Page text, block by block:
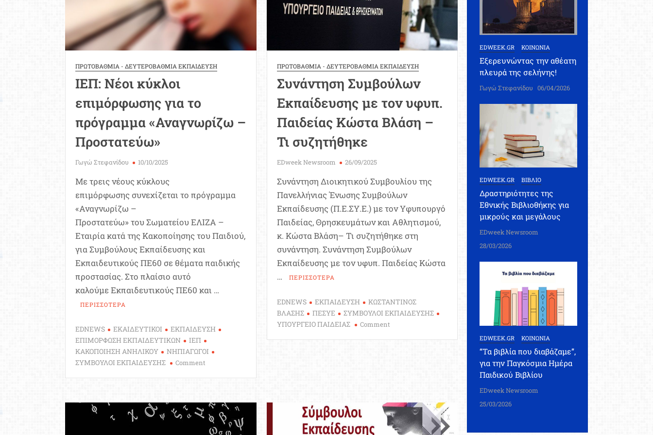
ΠΡΩΤΟΒΑΘΜΙΑ - ΔΕΥΤΕΡΟΒΑΘΜΙΑ ΕΚΠΑΙΔΕΥΣΗ
ΙΕΠ: Νέοι κύκλοι
επιμόρφωσης για το
πρόγραμμα «Αναγνωρίζω –
Προστατεύω»
Γωγώ Στεφανίδου 10/10/2025
Με τρεις νέους κύκλους
επιμόρφωσης συνεχίζεται το πρόγραμμα
«Αναγνωρίζω –
Προστατεύω» του Σωματείου ΕΛΙΖΑ –
Εταιρία κατά της Κακοποίησης του Παιδιού,
για Συμβούλους Εκπαίδευσης και
Εκπαιδευτικούς ΠΕ60 σε θέματα παιδικής
προστασίας. Στο πλαίσιο αυτό
καλούμε Εκπαιδευτικούς ΠΕ60 και …
ΠΕΡΙΣΣΟΤΕΡΑ
EDNEWS ΕΚΑΙΔΕΥΤΙΚΟΙ
ΕΚΠΑΙΔΕΥΣΗ
ΕΠΙΜΟΡΦΩΣΗ ΕΚΠΑΙΔΕΥΤΙΚΩΝ
ΙΕΠ
ΚΑΚΟΠΟΙΗΣΗ ΑΝΗΛΙΚΟΥ
ΝΗΠΙΑΓΩΓΟΙ
ΣΥΜΒΟΥΛΟΙ ΕΚΠΑΙΔΕΥΣΗΣ
Comment
επιμόρφωσης
για
το
ΠΡΩΤΟΒΑΘΜΙΑ - ΔΕΥΤΕΡΟΒΑΘΜΙΑ ΕΚΠΑΙΔΕΥΣΗ
Συνάντηση Συμβούλων
Εκπαίδευσης με τον υφυπ.
Παιδείας Κώστα Βλάση –
Τι συζητήθηκε
EDweek Newsroom 26/09/2025
Συνάντηση Διοικητικού Συμβουλίου της
Πανελλήνιας Ένωσης Συμβούλων
Εκπαίδευσης (Π.Ε.ΣΥ.Ε.) με τον Υφυπουργό
Παιδείας, Θρησκευμάτων και Αθλητισμού,
κ. Κώστα Βλάση– Τι συζητήθηκε στη
συνάντηση. Συνάντηση Συμβούλων
Εκπαίδευσης με τον υφυπ. Παιδείας Κώστα
…
ΠΕΡΙΣΣΟΤΕΡΑ
EDNEWS ΕΚΠΑΙΔΕΥΣΗ
ΚΩΣΤΑΝΤΙΝΟΣ
ΒΛΑΣΗΣ
ΠΕΣΥΕ
ΣΥΜΒΟΥΛΟΙ ΕΚΠΑΙΔΕΥΣΗΣ
ΥΠΟΥΡΓΕΙΟ ΠΑΙΔΕΙΑΣ
Commenton
Κώστα
Βλάση
–
EDWEEK.GR ΚΟΙΝΩΝΙΑ
Εξερευνώντας την αθέατη
πλευρά της σελήνης!
Γωγώ Στεφανίδου 06/04/2026
EDWEEK.GR ΒΙΒΛΙΟ
Δραστηριότητες της
Εθνικής Βιβλιοθήκης για
μικρούς και μεγάλους
EDweek Newsroom
28/03/2026
EDWEEK.GR ΚΟΙΝΩΝΙΑ
“Τα βιβλία που διαβάζαμε”,
για την Παγκόσμια Ημέρα
Παιδικού Βιβλίου
EDweek Newsroom
25/03/2026